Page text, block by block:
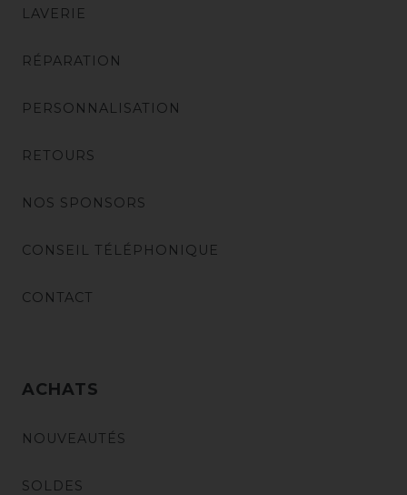
LAVERIE
RÉPARATION
PERSONNALISATION
RETOURS
NOS SPONSORS
CONSEIL TÉLÉPHONIQUE
CONTACT
ACHATS
NOUVEAUTÉS
SOLDES